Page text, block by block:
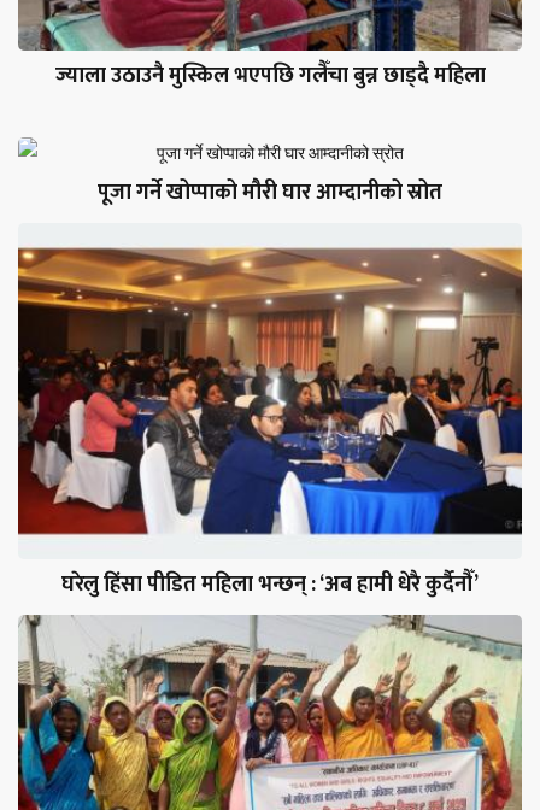
ज्याला उठाउनै मुस्किल भएपछि गलैँचा बुन्न छाड्दै महिला
पूजा गर्ने खोप्पाको मौरी घार आम्दानीको स्रोत
घरेलु हिंसा पीडित महिला भन्छन् : ‘अब हामी धेरै कुर्दैनौँ’